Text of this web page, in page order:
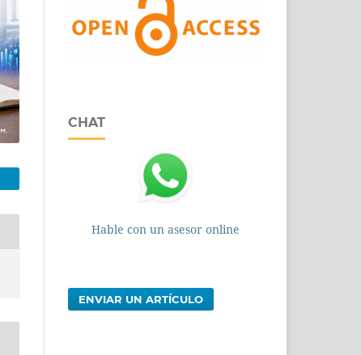
CHAT
Hable con un asesor online
ENVIAR UN ARTÍCULO